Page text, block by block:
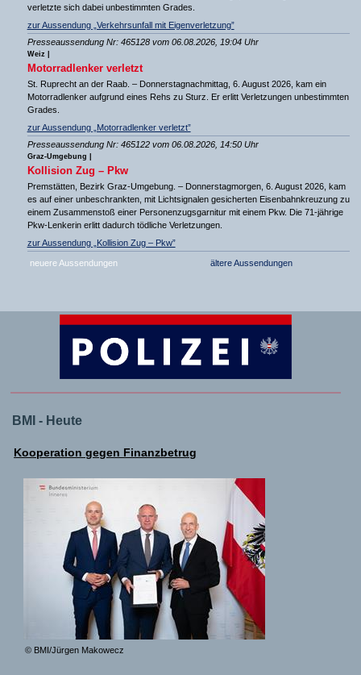
verletzte sich dabei unbestimmten Grades.
zur Aussendung „Verkehrsunfall mit Eigenverletzung”
Presseaussendung Nr: 465128 vom 06.08.2026, 19:04 Uhr
Weiz |
Motorradlenker verletzt
St. Ruprecht an der Raab. – Donnerstagnachmittag, 6. August 2026, kam ein
Motorradlenker aufgrund eines Rehs zu Sturz. Er erlitt Verletzungen unbestimmten
Grades.
zur Aussendung „Motorradlenker verletzt”
Presseaussendung Nr: 465122 vom 06.08.2026, 14:50 Uhr
Graz-Umgebung |
Kollision Zug – Pkw
Premstätten, Bezirk Graz-Umgebung. – Donnerstagmorgen, 6. August 2026, kam
es auf einer unbeschrankten, mit Lichtsignalen gesicherten Eisenbahnkreuzung zu
einem Zusammenstoß einer Personenzugsgarnitur mit einem Pkw. Die 71-jährige
Pkw-Lenkerin erlitt dadurch tödliche Verletzungen.
zur Aussendung „Kollision Zug – Pkw”
neuere Aussendungen ältere Aussendungen
BMI - Heute
Kooperation gegen Finanzbetrug
© BMI/Jürgen Makowecz